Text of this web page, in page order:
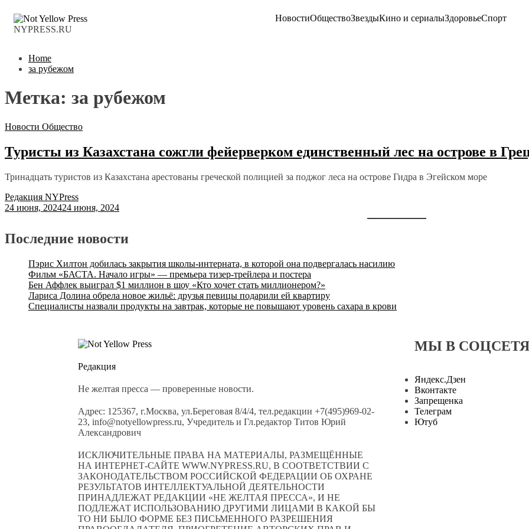
NYPRESS.RU
НовостиОбществоЗвездыКино и сериалыЗдоровьеСпорт
Home
за рубежом
Метка: за рубежом
Новости Общество
Туристы из Казахстана сожгли фейерверком единственный лес на острове в
Тринадцать туристов из Казахстана арестованы греческой полицией за поджог леса на острове Гидра в Эгейском море
Редакция NYPress
24 июня, 202424 июня, 2024
Последние новости
Пэрис Хилтон добилась закрытия школы-интерната, в которой она подвергалась насилию
Фильм «БАСТА. Начало игры» — премьера тизер-трейлера и постера
Бен Аффлек выиграл $1 миллион в шоу «Кто хочет стать миллионером?»
Лариса Долина обрела новое жильё: друзья певицы подарили ей квартиру
Специалисты назвали продукты на завтрак, которые не повышают уровень сахара в крови
Редакция
Не желтая пресса — проверенные новости.
Адрес: 125367, г.Москва, ул.Береговая 8/4/4, тел.редакции +7(495)969-02-
23, info@notyellowpress.ru, Учредитель и Гл.редактор Титов Юрий
Александрович
ИСКЛЮЧИТЕЛЬНЫЕ ПРАВА НА МАТЕРИАЛЫ, РАЗМЕЩЁННЫЕ
НА ИНТЕРНЕТ-САЙТЕ WWW.NYPRESS.RU, В СООТВЕТСТВИИ С
ЗАКОНОДАТЕЛЬСТВОМ РОССИЙСКОЙ ФЕДЕРАЦИИ ОБ ОХРАНЕ
РЕЗУЛЬТАТОВ ИНТЕЛЛЕКТУАЛЬНОЙ ДЕЯТЕЛЬНОСТИ
ПРИНАДЛЕЖАТ РЕДАКЦИИ «НЕ ЖЕЛТАЯ ПРЕССА», И НЕ
ПОДЛЕЖАТ ИСПОЛЬЗОВАНИЮ ДРУГИМИ ЛИЦАМИ В КАКОЙ БЫ
ТО НИ БЫЛО ФОРМЕ БЕЗ ПИСЬМЕННОГО РАЗРЕШЕНИЯ
МЫ В
Яндекс.Дзен
Вконтакте
Запрещенка
Телеграм
Ютуб